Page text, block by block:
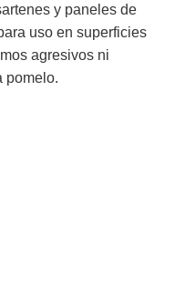
y paneles de
uso en superficies
agresivos ni
pomelo.